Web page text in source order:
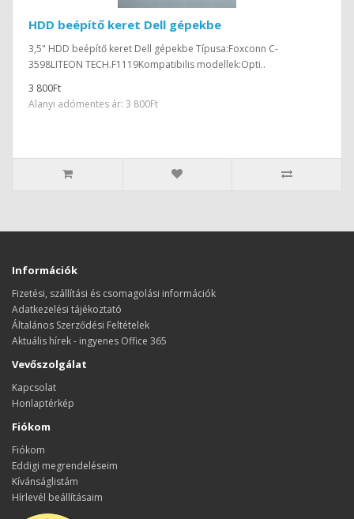
HDD beépítő keret Dell gépekbe
3,5" HDD beépítő keret Dell gépekbe Típusa:Foxconn C-
3598LITEON TECH.F1119Kompatibilis modellek:Opti..
3 800Ft
Alanyi adómentes ár: 3 800Ft
Információk
Fizetési, szállítási és csomagolási információk
Adatkezelési tájékoztató
Általános Szerződési Feltételek
Aktuális hírek - ingyenes Office 365
Vevőszolgálat
Kapcsolat
Honlaptérkép
Fiókom
Fiókom
Eddigi megrendeléseim
Kívánságlistám
Hírlevél beállításaim